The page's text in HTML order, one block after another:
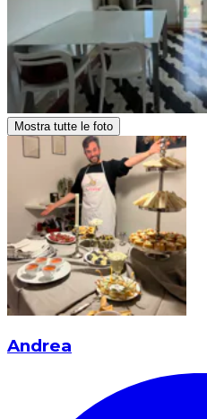
Mostra tutte le foto
Andrea